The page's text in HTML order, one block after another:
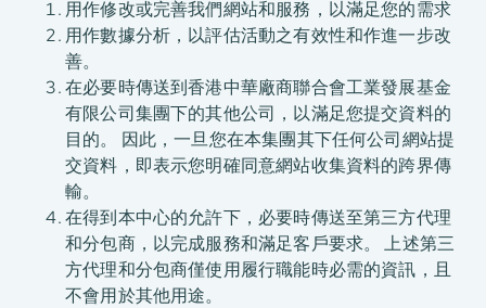
用作修改或完善我們網站和服務，以滿足您的需求
用作數據分析，以評估活動之有效性和作進一步改
善。
在必要時傳送到香港中華廠商聯合會工業發展基金
有限公司集團下的其他公司，以滿足您提交資料的
目的。 因此，一旦您在本集團其下任何公司網站提
交資料，即表示您明確同意網站收集資料的跨界傳
輸。
在得到本中心的允許下，必要時傳送至第三方代理
和分包商，以完成服務和滿足客戶要求。 上述第三
方代理和分包商僅使用履行職能時必需的資訊，且
不會用於其他用途。